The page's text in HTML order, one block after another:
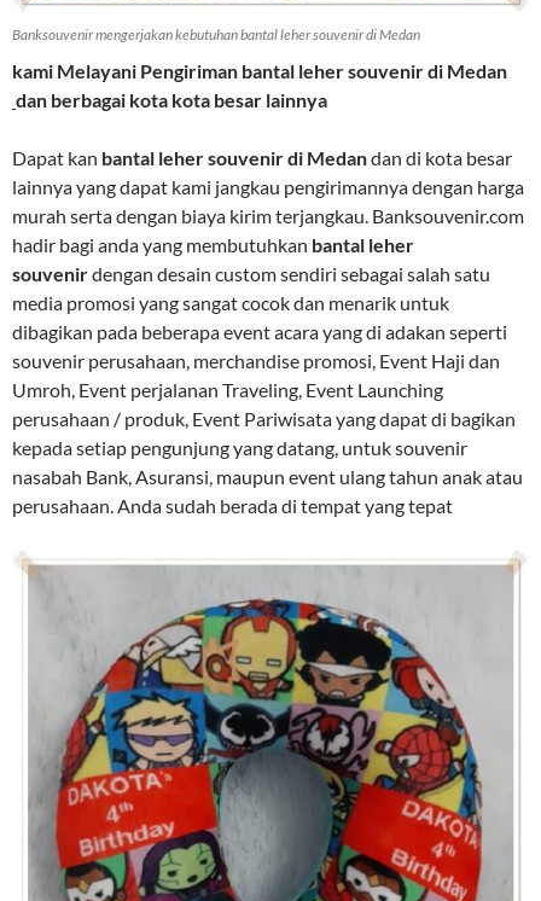
Banksouvenir mengerjakan kebutuhan bantal leher souvenir di Medan
kami Melayani Pengiriman bantal leher souvenir di Medan
dan berbagai kota kota besar lainnya
Dapat kan bantal leher souvenir di Medandan di kota besar
lainnya yang dapat kami jangkau pengirimannya dengan harga
murah serta dengan biaya kirim terjangkau. Banksouvenir.com
hadir bagi anda yang membutuhkan bantal leher
souvenirdengan desain custom sendiri sebagai salah satu
media promosi yang sangat cocok dan menarik untuk
dibagikan pada beberapa event acara yang di adakan seperti
souvenir perusahaan, merchandise promosi, Event Haji dan
Umroh, Event perjalanan Traveling, Event Launching
perusahaan / produk, Event Pariwisata yang dapat di bagikan
kepada setiap pengunjung yang datang, untuk souvenir
nasabah Bank, Asuransi, maupun event ulang tahun anak atau
perusahaan. Anda sudah berada di tempat yang tepat